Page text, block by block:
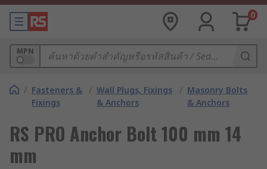
0
MPN
/ Fasteners &
Fixings
/ Wall Plugs, Fixings
& Anchors
/ Masonry Bolts
& Anchors
RS PRO Anchor Bolt 100 mm 14
mm